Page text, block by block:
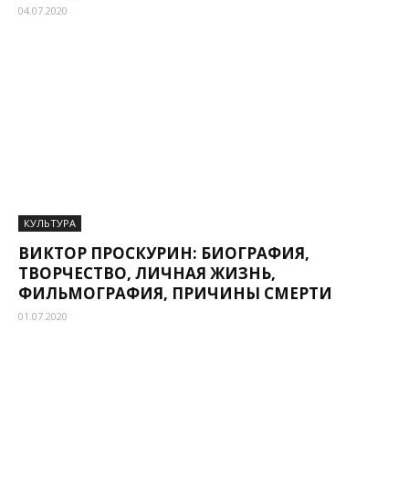
04.07.2020
КУЛЬТУРА
ВИКТОР ПРОСКУРИН: БИОГРАФИЯ,
ТВОРЧЕСТВО, ЛИЧНАЯ ЖИЗНЬ,
ФИЛЬМОГРАФИЯ, ПРИЧИНЫ СМЕРТИ
01.07.2020